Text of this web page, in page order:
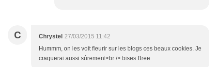
C Chrystel 27/03/2015 11:42
Hummm, on les voit fleurir sur les blogs ces beaux cookies. Je
craquerai aussi sûrement<br /> bises Bree